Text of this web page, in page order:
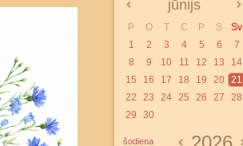
jūnijs
P O T C P S
Sv
1
2 3 4 5 6
7
8
9 10 11 12 13
14
15
16 17 18 19 20 21
22
23 24 25 26 27
28
29
30
šodiena